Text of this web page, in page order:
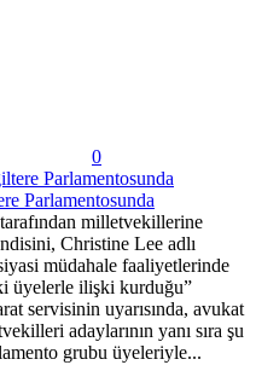
0
Parlamentosunda
milletvekillerine
Christine Lee adlı
müdahale faaliyetlerinde
üyelerle ilişki kurduğu”
servisinin uyarısında, avukat
adaylarının yanı sıra şu
grubu üyeleriyle...